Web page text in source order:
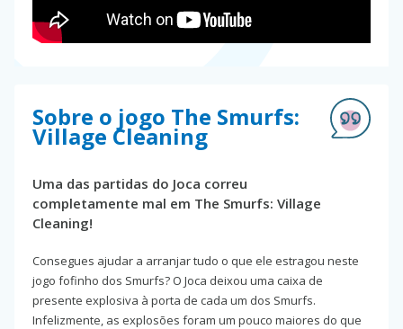
Sobre o jogo The Smurfs:
Village Cleaning
Uma das partidas do Joca correu
completamente mal em The Smurfs: Village
Cleaning!
Consegues ajudar a arranjar tudo o que ele estragou neste
jogo fofinho dos Smurfs? O Joca deixou uma caixa de
presente explosiva à porta de cada um dos Smurfs.
Infelizmente, as explosões foram um pouco maiores do que